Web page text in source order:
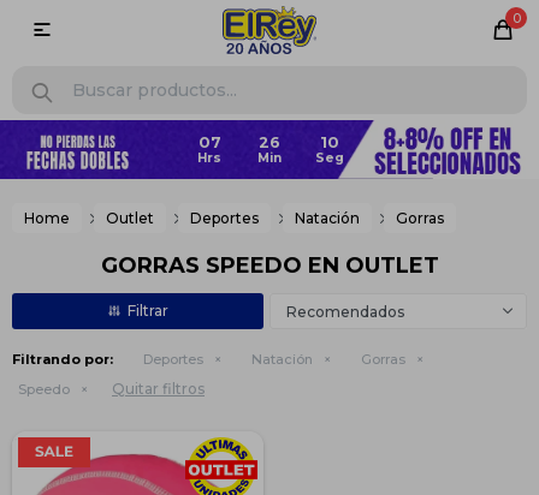
0

07 26 10
Home Outlet Deportes Natación Gorras
GORRAS SPEEDO EN OUTLET
Recomendados
Filtrando por: Deportes Natación
Gorras
Speedo
Quitar filtros